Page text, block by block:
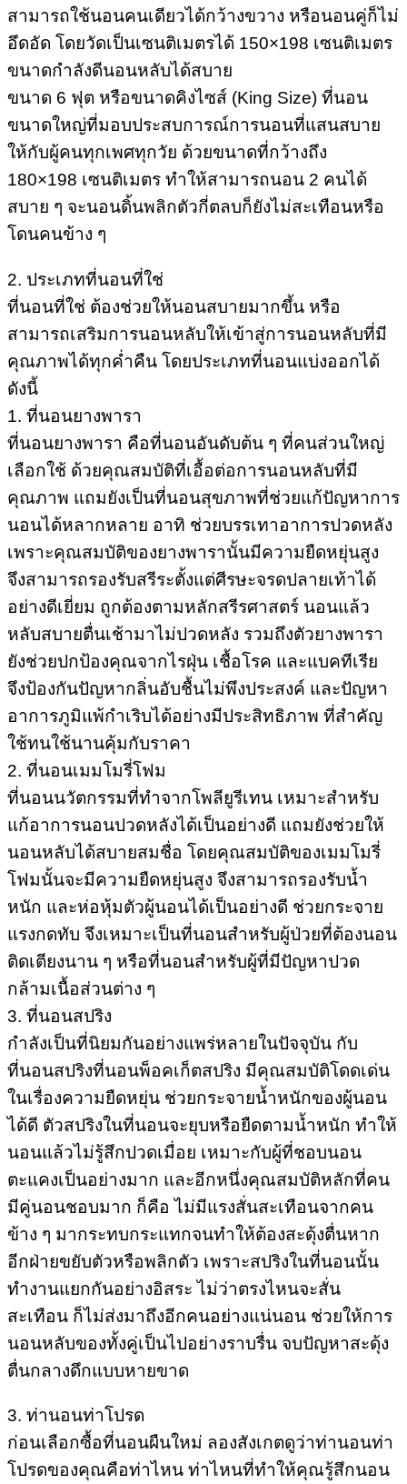
สามารถใช้นอนคนเดียวได้กว้างขวาง หรือนอนคู่ก็ไม่
อึดอัด โดยวัดเป็นเซนติเมตรได้ 150×198 เซนติเมตร
ขนาดกำลังดีนอนหลับได้สบาย
ขนาด 6 ฟุต หรือขนาดคิงไซส์ (King Size) ที่นอน
ขนาดใหญ่ที่มอบประสบการณ์การนอนที่แสนสบาย
ให้กับผู้คนทุกเพศทุกวัย ด้วยขนาดที่กว้างถึง
180×198 เซนติเมตร ทำให้สามารถนอน 2 คนได้
สบาย ๆ จะนอนดิ้นพลิกตัวกี่ตลบก็ยังไม่สะเทือนหรือ
โดนคนข้าง ๆ
2. ประเภทที่นอนที่ใช่
ที่นอนที่ใช่ ต้องช่วยให้นอนสบายมากขึ้น หรือ
สามารถเสริมการนอนหลับให้เข้าสู่การนอนหลับที่มี
คุณภาพได้ทุกค่ำคืน โดยประเภทที่นอนแบ่งออกได้
ดังนี้
1. ที่นอนยางพารา
ที่นอนยางพารา คือที่นอนอันดับต้น ๆ ที่คนส่วนใหญ่
เลือกใช้ ด้วยคุณสมบัติที่เอื้อต่อการนอนหลับที่มี
คุณภาพ แถมยังเป็นที่นอนสุขภาพที่ช่วยแก้ปัญหาการ
นอนได้หลากหลาย อาทิ ช่วยบรรเทาอาการปวดหลัง
เพราะคุณสมบัติของยางพารานั้นมีความยืดหยุ่นสูง
จึงสามารถรองรับสรีระตั้งแต่ศีรษะจรดปลายเท้าได้
อย่างดีเยี่ยม ถูกต้องตามหลักสรีรศาสตร์ นอนแล้ว
หลับสบายตื่นเช้ามาไม่ปวดหลัง รวมถึงตัวยางพารา
ยังช่วยปกป้องคุณจากไรฝุ่น เชื้อโรค และแบคทีเรีย
จึงป้องกันปัญหากลิ่นอับชื้นไม่พึงประสงค์ และปัญหา
อาการภูมิแพ้กำเริบได้อย่างมีประสิทธิภาพ ที่สำคัญ
ใช้ทนใช้นานคุ้มกับราคา
2. ที่นอนเมมโมรี่โฟม
ที่นอนนวัตกรรมที่ทำจากโพลียูรีเทน เหมาะสำหรับ
แก้อาการนอนปวดหลังได้เป็นอย่างดี แถมยังช่วยให้
นอนหลับได้สบายสมชื่อ โดยคุณสมบัติของเมมโมรี่
โฟมนั้นจะมีความยืดหยุ่นสูง จึงสามารถรองรับน้ำ
หนัก และห่อหุ้มตัวผู้นอนได้เป็นอย่างดี ช่วยกระจาย
แรงกดทับ จึงเหมาะเป็นที่นอนสำหรับผู้ป่วยที่ต้องนอน
ติดเตียงนาน ๆ หรือที่นอนสำหรับผู้ที่มีปัญหาปวด
กล้ามเนื้อส่วนต่าง ๆ
3. ที่นอนสปริง
กำลังเป็นที่นิยมกันอย่างแพร่หลายในปัจจุบัน กับ
ที่นอนสปริงที่นอนพ็อคเก็ตสปริง มีคุณสมบัติโดดเด่น
ในเรื่องความยืดหยุ่น ช่วยกระจายน้ำหนักของผู้นอน
ได้ดี ตัวสปริงในที่นอนจะยุบหรือยืดตามน้ำหนัก ทำให้
นอนแล้วไม่รู้สึกปวดเมื่อย เหมาะกับผู้ที่ชอบนอน
ตะแคงเป็นอย่างมาก และอีกหนึ่งคุณสมบัติหลักที่คน
มีคู่นอนชอบมาก ก็คือ ไม่มีแรงสั่นสะเทือนจากคน
ข้าง ๆ มากระทบกระแทกจนทำให้ต้องสะดุ้งตื่นหาก
อีกฝ่ายขยับตัวหรือพลิกตัว เพราะสปริงในที่นอนนั้น
ทำงานแยกกันอย่างอิสระ ไม่ว่าตรงไหนจะสั่น
สะเทือน ก็ไม่ส่งมาถึงอีกคนอย่างแน่นอน ช่วยให้การ
นอนหลับของทั้งคู่เป็นไปอย่างราบรื่น จบปัญหาสะดุ้ง
ตื่นกลางดึกแบบหายขาด
3. ท่านอนท่าโปรด
ก่อนเลือกซื้อที่นอนผืนใหม่ ลองสังเกตดูว่าท่านอนท่า
โปรดของคุณคือท่าไหน ท่าไหนที่ทำให้คุณรู้สึกนอน